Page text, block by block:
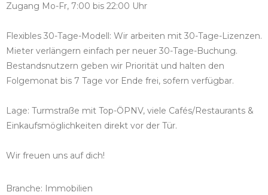
Zugang Mo-Fr, 7:00 bis 22:00 Uhr
Flexibles 30-Tage-Modell: Wir arbeiten mit 30-Tage-Lizenzen.
Mieter verlängern einfach per neuer 30-Tage-Buchung.
Bestandsnutzern geben wir Priorität und halten den
Folgemonat bis 7 Tage vor Ende frei, sofern verfügbar.
Lage: Turmstraße mit Top-ÖPNV, viele Cafés/Restaurants &
Einkaufsmöglichkeiten direkt vor der Tür.
Wir freuen uns auf dich!
Branche: Immobilien